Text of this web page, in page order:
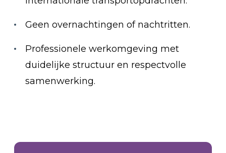
Geen overnachtingen of nachtritten.
Professionele werkomgeving met
duidelijke structuur en respectvolle
samenwerking.